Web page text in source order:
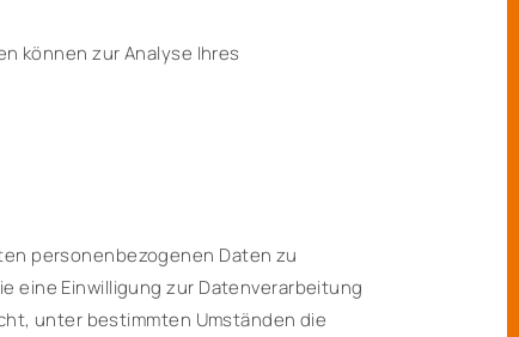
können zur Analyse Ihres
personenbezogenen Daten zu
eine Einwilligung zur Datenverarbeitung
unter bestimmten Umständen die